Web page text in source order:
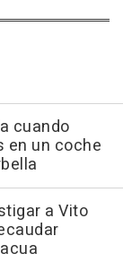
cuando
en un coche
a Vito